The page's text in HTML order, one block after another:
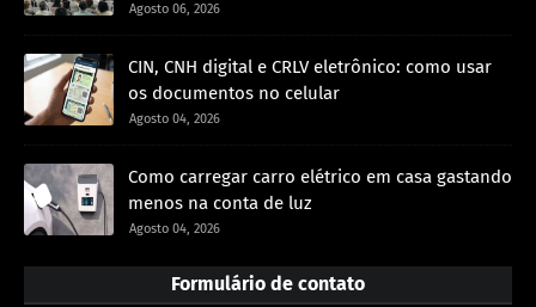
Agosto 06, 2026
CIN, CNH digital e CRLV eletrônico: como usar
os documentos no celular
Agosto 04, 2026
Como carregar carro elétrico em casa gastando
menos na conta de luz
Agosto 04, 2026
Formulário de contato